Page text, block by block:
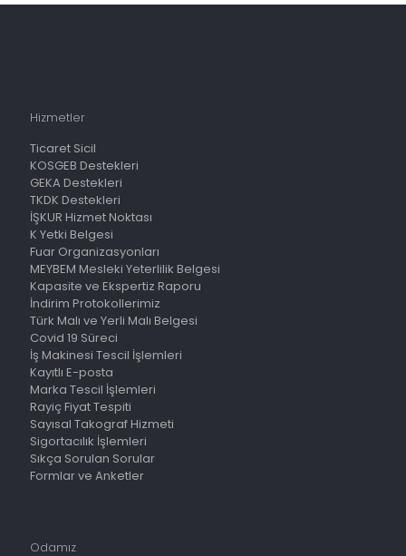
Hizmetler
Ticaret Sicil
KOSGEB Destekleri
GEKA Destekleri
TKDK Destekleri
İŞKUR Hizmet Noktası
K Yetki Belgesi
Fuar Organizasyonları
MEYBEM Mesleki Yeterlilik Belgesi
Kapasite ve Ekspertiz Raporu
İndirim Protokollerimiz
Türk Malı ve Yerli Malı Belgesi
Covid 19 Süreci
İş Makinesi Tescil İşlemleri
Kayıtlı E-posta
Marka Tescil İşlemleri
Rayiç Fiyat Tespiti
Sayısal Takograf Hizmeti
Sigortacılık İşlemleri
Sıkça Sorulan Sorular
Formlar ve Anketler
Odamız